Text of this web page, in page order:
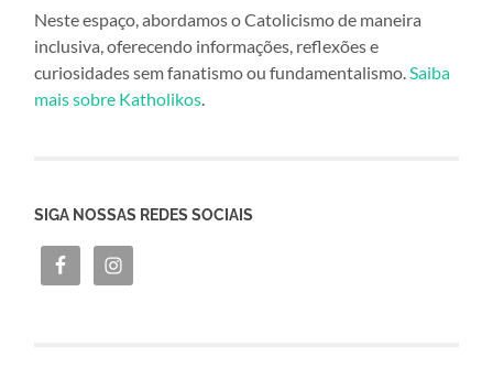
Neste espaço, abordamos o Catolicismo de maneira
inclusiva, oferecendo informações, reflexões e
curiosidades sem fanatismo ou fundamentalismo.Saiba
mais sobre Katholikos.
SIGA NOSSAS REDES SOCIAIS